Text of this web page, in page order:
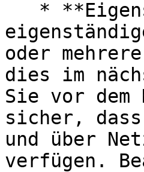
oder
dies im
Sie vor dem
sicher,
und über
verfügen.